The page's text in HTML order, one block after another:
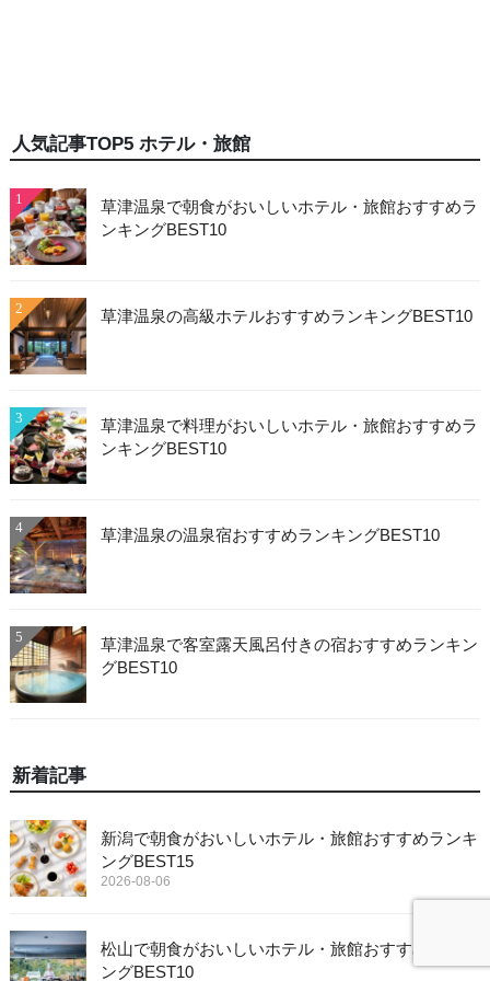
人気記事TOP5 ホテル・旅館
1
草津温泉で朝食がおいしいホテル・旅館おすすめラ
ンキングBEST10
2 草津温泉の高級ホテルおすすめランキングBEST10
3
草津温泉で料理がおいしいホテル・旅館おすすめラ
ンキングBEST10
4 草津温泉の温泉宿おすすめランキングBEST10
5
草津温泉で客室露天風呂付きの宿おすすめランキン
グBEST10
新着記事
新潟で朝食がおいしいホテル・旅館おすすめランキ
ングBEST15
2026-08-06
松山で朝食がおいしいホテル・旅館おすすめランキ
ングBEST10